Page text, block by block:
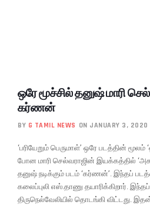
ஒரே மூச்சில் தனுஷ் மாரி
கர்ணன்
BY G TAMIL NEWS ON JANUARY 3, 2020
‘பரியேறும் பெருமாள்’ ஒரே படத்தின் மூலம்
போன மாரி செல்வராஜின் இயக்கத்தில்
தனுஷ் நடிக்கும் படம் ‘கர்ணன்’. இந்தப்
கலைப்புலி எஸ்.தாணு தயாரிக்கிறார்.
திருநெல்வேலியில் தொடங்கி விட்டது.